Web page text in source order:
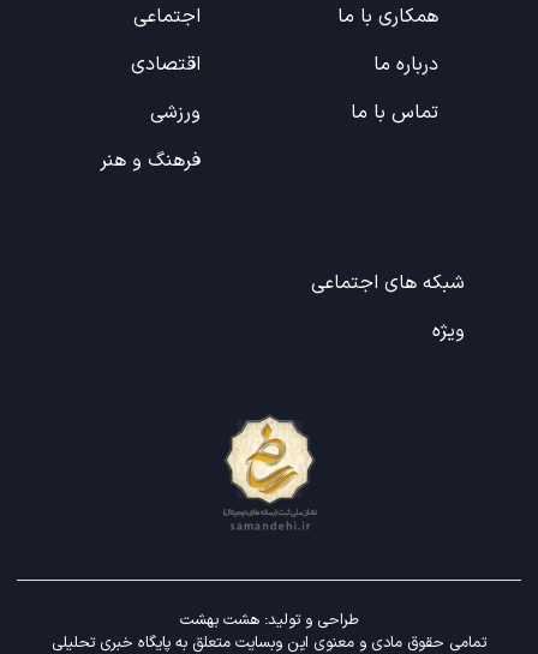
همکاری با ما
درباره ما
تماس با ما
اجتماعی
اقتصادی
ورزشی
فرهنگ و هنر
شبکه های اجتماعی
ویژه
تمامی حقوق مادی و معنوی این وبسایت متعلق به پایگاه خبری تحلیلی
طراحی و تولید:هشت بهشت